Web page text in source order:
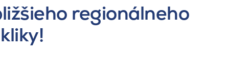
regionálneho